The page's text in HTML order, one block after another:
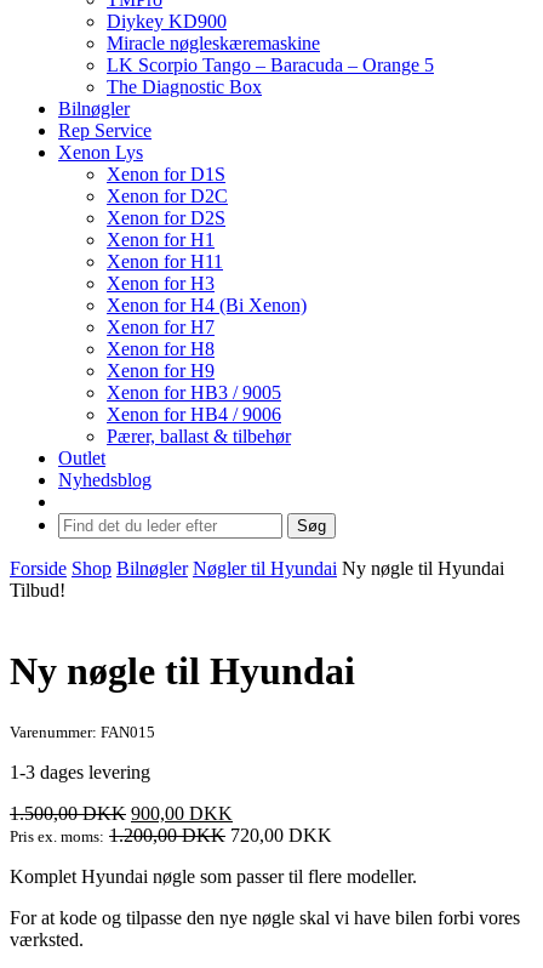
Diykey KD900
Miracle nøgleskæremaskine
LK Scorpio Tango – Baracuda – Orange 5
The Diagnostic Box
Bilnøgler
Rep Service
Xenon Lys
Xenon for D1S
Xenon for D2C
Xenon for D2S
Xenon for H1
Xenon for H11
Xenon for H3
Xenon for H4 (Bi Xenon)
Xenon for H7
Xenon for H8
Xenon for H9
Xenon for HB3 / 9005
Xenon for HB4 / 9006
Pærer, ballast & tilbehør
Outlet
Nyhedsblog
Søg
Forside Shop Bilnøgler Nøgler til Hyundai Ny nøgle til Hyundai
Tilbud!
Ny nøgle til Hyundai
Varenummer: FAN015
1-3 dages levering
1.500,00DKK Den
oprindelige
var:
900,00 DKK
aktuelle
er:
Pris ex. moms: 1.200,00DKK 720,00 DKK
Komplet Hyundai nøgle som passer til flere modeller.
For at kode og tilpasse den nye nøgle skal vi have bilen forbi vores
værksted.